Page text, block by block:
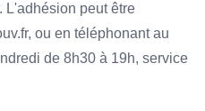
L'adhésion peut être
ou en téléphonant au
de 8h30 à 19h, service